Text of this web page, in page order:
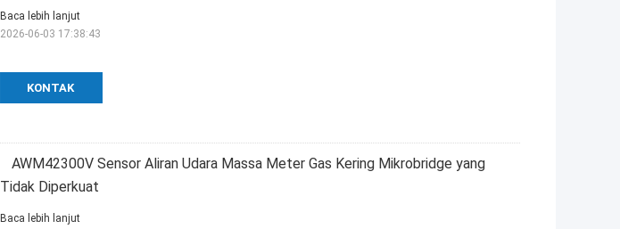
KONTAK
Baca lebih lanjut
2026-06-03 17:38:43
AWM42300V Sensor Aliran Udara Massa Meter Gas Kering Mikrobridge yang
Tidak Diperkuat
Baca lebih lanjut